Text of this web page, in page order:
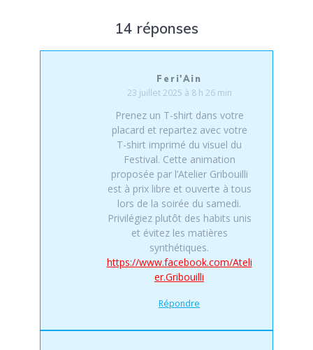
14 réponses
Feri'Ain
23 juillet 2025 à 8 h 26 min
Prenez un T-shirt dans votre
placard et repartez avec votre
T-shirt imprimé du visuel du
Festival. Cette animation
proposée par l’Atelier Gribouilli
est à prix libre et ouverte à tous
lors de la soirée du samedi.
Privilégiez plutôt des habits unis
et évitez les matières
synthétiques.
https://www.facebook.com/Ateli
er.Gribouilli
Répondre